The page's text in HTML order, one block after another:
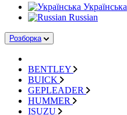
Українська
Russian
Розборка
BENTLEY
BUICK
GEPLEADER
HUMMER
ISUZU